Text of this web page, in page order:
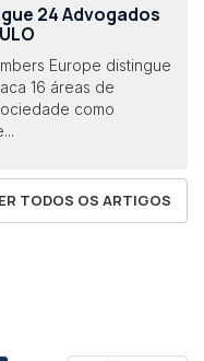
24 Advogados
Europe distingue
16 áreas de
como
TODOS OS ARTIGOS